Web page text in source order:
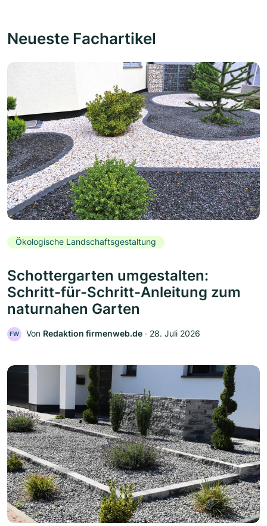
Neueste Fachartikel
Ökologische Landschaftsgestaltung
Schottergarten umgestalten:
Schritt-für-Schritt-Anleitung zum
naturnahen Garten
FW Von Redaktion firmenweb.de ‧ 28. Juli 2026